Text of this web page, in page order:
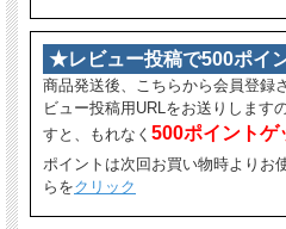
★レビュー投稿で500ポイ
商品発送後、こちらから会員登録
ビュー投稿用URLをお送りします
すと、もれなく 500ポイントゲ
ポイントは次回お買い物時よりお
らをクリック